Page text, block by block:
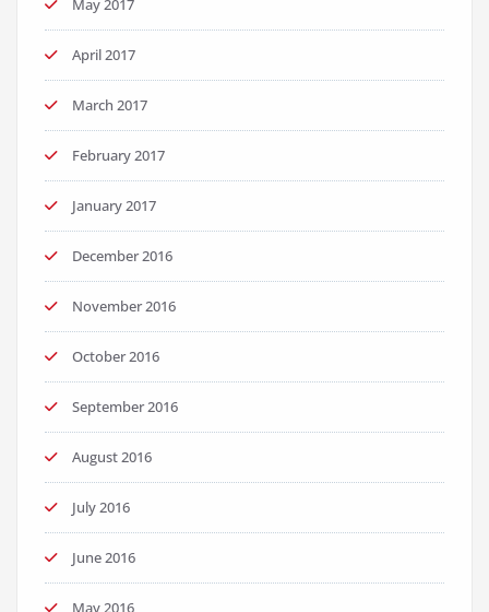
May 2017
April 2017
March 2017
February 2017
January 2017
December 2016
November 2016
October 2016
September 2016
August 2016
July 2016
June 2016
May 2016